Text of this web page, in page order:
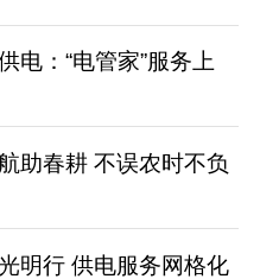
电：“电管家”服务上
助春耕 不误农时不负
明行 供电服务网格化